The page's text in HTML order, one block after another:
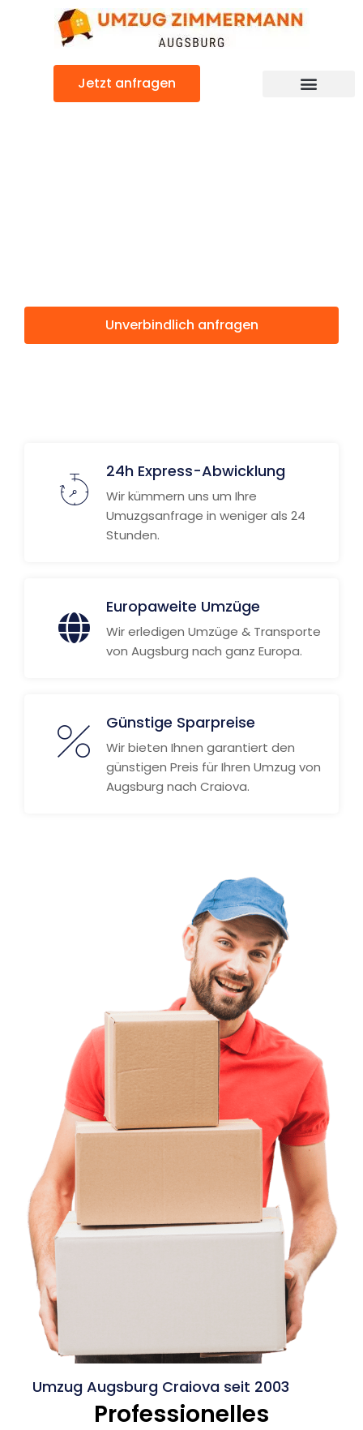
Jetzt anfragen
Unverbindlich anfragen
24h Express-Abwicklung
Wir kümmern uns um Ihre
Umuzgsanfrage in weniger als 24
Stunden.
Europaweite Umzüge
Wir erledigen Umzüge & Transporte
von Augsburg nach ganz Europa.
Günstige Sparpreise
Wir bieten Ihnen garantiert den
günstigen Preis für Ihren Umzug von
Augsburg nach Craiova.
Umzug Augsburg Craiova seit 2003
Professionelles